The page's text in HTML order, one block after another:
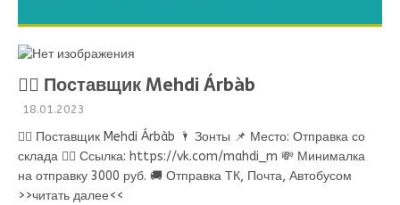
💁‍♂ Поставщик Mehdi Árbàb
18.01.2023
💁‍♂ Поставщик Mehdi Árbàb 🌂 Зонты 📌 Место: Отправка со
склада 👉🏻 Ссылка: https://vk.com/mahdi_m 💸 Минималка
на отправку 3000 руб. 🚚 Отправка ТК, Почта, Автобусом
>>читать далее<<